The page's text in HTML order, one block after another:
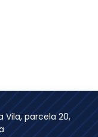
Vila, parcela 20,